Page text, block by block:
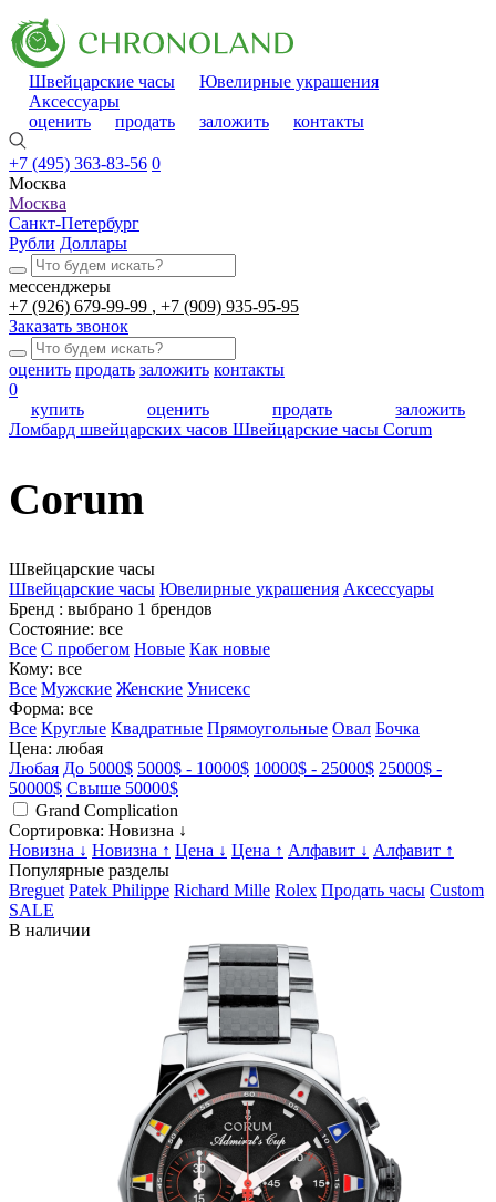
Швейцарские часы
Ювелирные украшения
Аксессуары
оценить
продать заложить контакты
+7 (495) 363-83-56 0
Москва
Москва
Санкт-Петербург
Рубли Доллары
мессенджеры
+7 (926) 679-99-99
+7 (909) 935-95-95
Заказать звонок
оценить продать заложить контакты
0
купить
оценить продать
заложить
Ломбард швейцарских часов Швейцарские часы Corum
Corum
Швейцарские часы
Швейцарские часы Ювелирные украшения Аксессуары
Бренд : выбрано 1 брендов
Состояние: все
Все С пробегом Новые Как новые
Кому: все
Все Мужские Женские Унисекс
Форма: все
Все Круглые Квадратные Прямоугольные Овал Бочка
Цена: любая
Любая До 5000$ 5000$ - 10000$ 10000$ - 25000$ 25000$ -
50000$ Свыше 50000$
Grand Complication
Сортировка: Новизна ↓
Новизна ↓ Новизна ↑ Цена ↓ Цена ↑ Алфавит ↓ Алфавит ↑
Популярные разделы
Breguet Patek Philippe Richard Mille Rolex Продать часы Custom
SALE
В наличии